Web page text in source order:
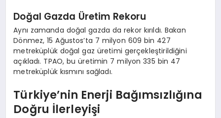
Doğal Gazda Üretim Rekoru
Aynı zamanda doğal gazda da rekor kırıldı. Bakan
Dönmez, 15 Ağustos’ta 7 milyon 609 bin 427
metreküplük doğal gaz üretimi gerçekleştirildiğini
açıkladı. TPAO, bu üretimin 7 milyon 335 bin 47
metreküplük kısmını sağladı.
Türkiye’nin Enerji Bağımsızlığına
Doğru İlerleyişi